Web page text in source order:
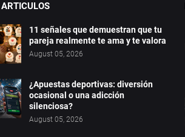
11 señales que demuestran que tu
pareja realmente te ama y te valora
August 05, 2026
¿Apuestas deportivas: diversión
ocasional o una adicción
silenciosa?
August 05, 2026